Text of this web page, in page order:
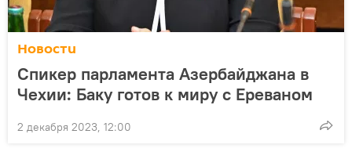
Новости
Спикер парламента Азербайджана в
Чехии: Баку готов к миру с Ереваном
2 декабря 2023, 12:00